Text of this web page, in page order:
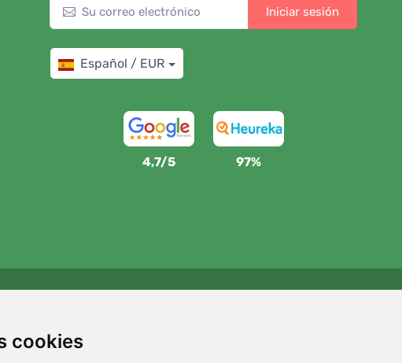
cookies
Iniciar sesión
Español / EUR
4,7/5 97%